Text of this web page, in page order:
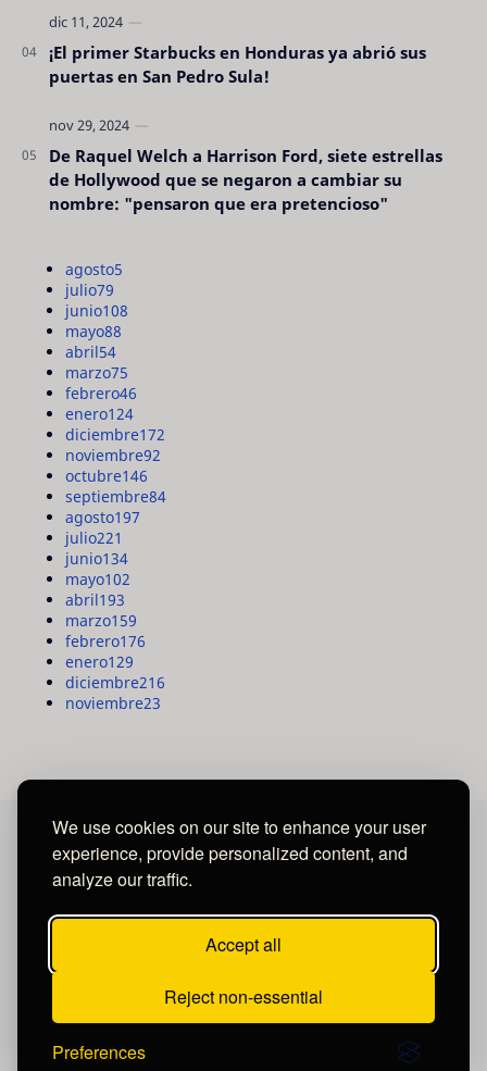
We use cookies on our site to enhance your user
experience, provide personalized content, and
analyze our traffic.
Accept all
Reject non-essential
Preferences
¡El primer Starbucks en Honduras ya abrió sus
puertas en San Pedro Sula!
De Raquel Welch a Harrison Ford, siete estrellas
de Hollywood que se negaron a cambiar su
nombre: "pensaron que era pretencioso"
agosto5
julio79
junio108
mayo88
abril54
marzo75
febrero46
enero124
diciembre172
noviembre92
octubre146
septiembre84
agosto197
julio221
junio134
mayo102
abril193
marzo159
febrero176
enero129
diciembre216
noviembre23
MAYA MEDIA GROUP
Ubicados en Tegucigalpa - Honduras.